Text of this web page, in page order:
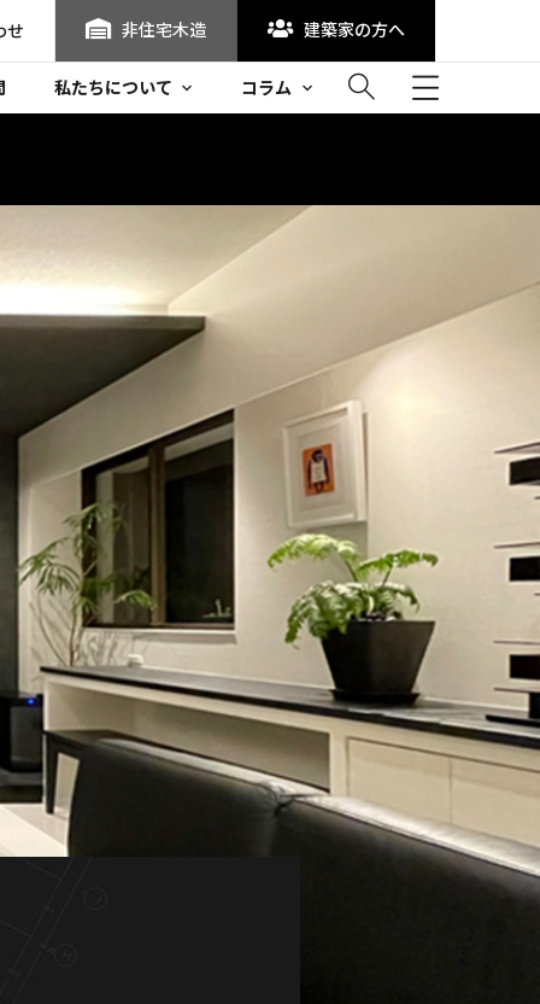
せ 非住宅木造 建築家の方へ
私たちについて コラム